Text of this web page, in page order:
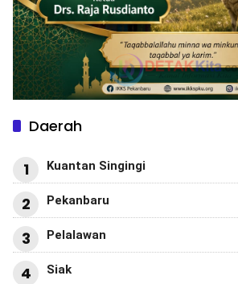
Daerah
1 Kuantan Singingi
2 Pekanbaru
3 Pelalawan
4 Siak